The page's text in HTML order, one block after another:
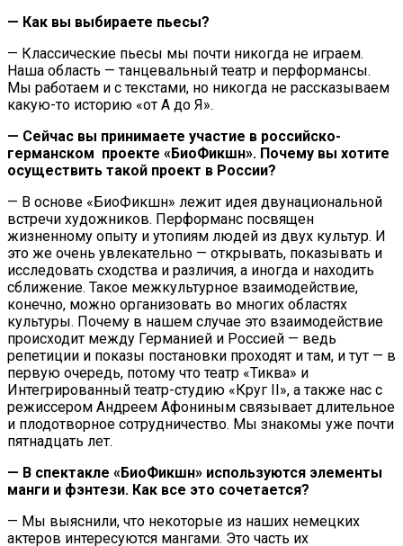
— Как вы выбираете пьесы?
— Классические пьесы мы почти никогда не играем.
Наша область — танцевальный театр и перформансы.
Мы работаем и с текстами, но никогда не рассказываем
какую-то историю «от А до Я».
— Сейчас вы принимаете участие в российско-
германском проекте «БиоФикшн». Почему вы хотите
осуществить такой проект в России?
— В основе «БиоФикшн» лежит идея двунациональной
встречи художников. Перформанс посвящен
жизненному опыту и утопиям людей из двух культур. И
это же очень увлекательно — открывать, показывать и
исследовать сходства и различия, а иногда и находить
сближение. Такое межкультурное взаимодействие,
конечно, можно организовать во многих областях
культуры. Почему в нашем случае это взаимодействие
происходит между Германией и Россией — ведь
репетиции и показы постановки проходят и там, и тут — в
первую очередь, потому что театр «Тиква» и
Интегрированный театр-студию «Круг II», а также нас с
режиссером Андреем Афониным связывает длительное
и плодотворное сотрудничество. Мы знакомы уже почти
пятнадцать лет.
— В спектакле «БиоФикшн» используются элементы
манги и фэнтези. Как все это сочетается?
— Мы выяснили, что некоторые из наших немецких
актеров интересуются мангами. Это часть их